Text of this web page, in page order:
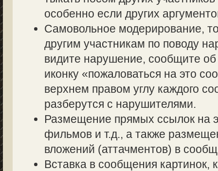
особенно если других
Самовольное модерирование,
другим участникам по поводу
видите нарушение, сообщите
иконку «пожаловаться на это
верхнем правом углу каждого
разберутся с нарушителями.
Размещение прямых ссылок на
фильмов и т.д., а также
вложений (аттачментов) в
Вставка в сообщения картинок,